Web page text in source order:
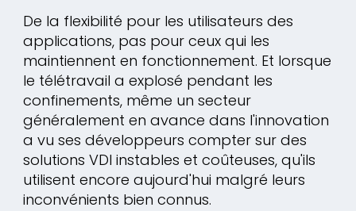
De la flexibilité pour les utilisateurs des
applications, pas pour ceux qui les
maintiennent en fonctionnement. Et lorsque
le télétravail a explosé pendant les
confinements, même un secteur
généralement en avance dans l'innovation
a vu ses développeurs compter sur des
solutions VDI instables et coûteuses, qu'ils
utilisent encore aujourd'hui malgré leurs
inconvénients bien connus.